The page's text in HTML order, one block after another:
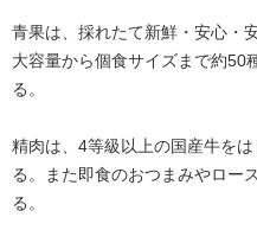
青果は、採れたて新鮮・安心・
大容量から個食サイズまで約50
る。
精肉は、4等級以上の国産牛を
る。また即食のおつまみやロー
る。